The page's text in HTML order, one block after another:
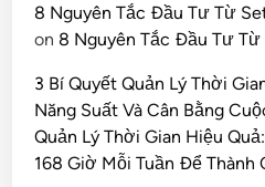
8 Nguyên Tắc Đầu Tư Từ
on 8 Nguyên Tắc Đầu Tư Từ
3 Bí Quyết Quản Lý Thời
Năng Suất Và Cân Bằng
Quản Lý Thời Gian Hiệu
168 Giờ Mỗi Tuần Để Thành